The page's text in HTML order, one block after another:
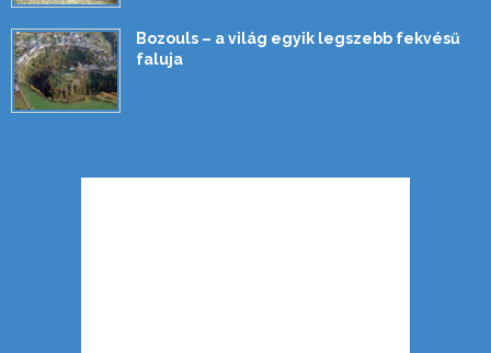
Bozouls – a világ egyik legszebb fekvésű
faluja